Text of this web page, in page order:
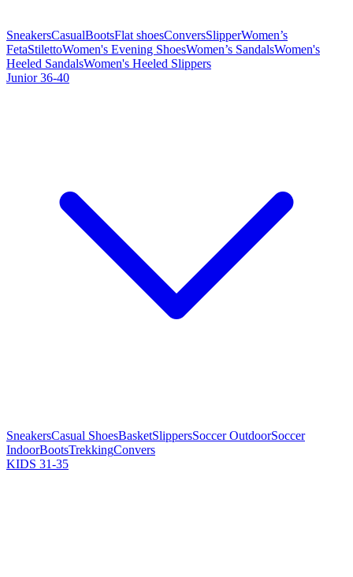
SneakersCasualBootsFlat shoesConversSlipperWomen’s
FetaStilettoWomen's Evening ShoesWomen’s SandalsWomen's
Heeled SandalsWomen's Heeled Slippers
Junior 36-40
SneakersCasual ShoesBasketSlippersSoccer OutdoorSoccer
IndoorBootsTrekkingConvers
KIDS 31-35